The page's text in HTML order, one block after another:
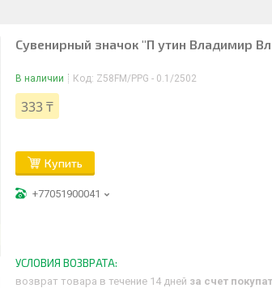
Сувенирный значок "П утин Владимир
В наличии Код: Z58FM/PPG - 0.1/2502
333 ₸
Купить
+77051900041
возврат товара в течение 14 дней за счет